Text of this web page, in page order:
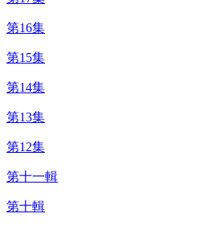
第16集
第15集
第14集
第13集
第12集
第十一輯
第十輯